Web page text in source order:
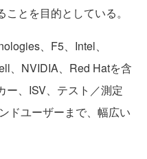
とを目的としている。
、F5、Intel、
、NVIDIA、Red Hatを含
ー、ISV、テスト／測定
ドユーザーまで、幅広い